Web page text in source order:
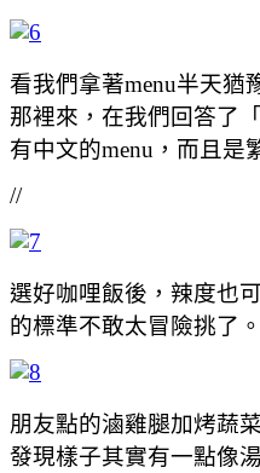
看我們拿著menu半天猶
那裡來，在我們回答了
有中文的menu，而且是
//
選好咖哩飯後，辣度也
的標準不敢太冒險挑了。
朋友點的滷雞腿加烤蔬
發現樣子其實有一點像